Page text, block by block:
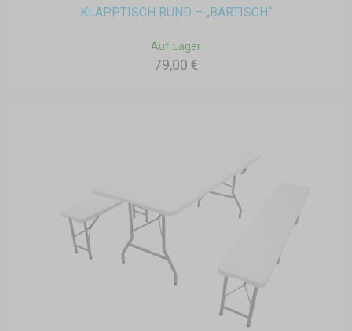
KLAPPTISCH RUND – „BARTISCH“
Auf Lager
79,00 €